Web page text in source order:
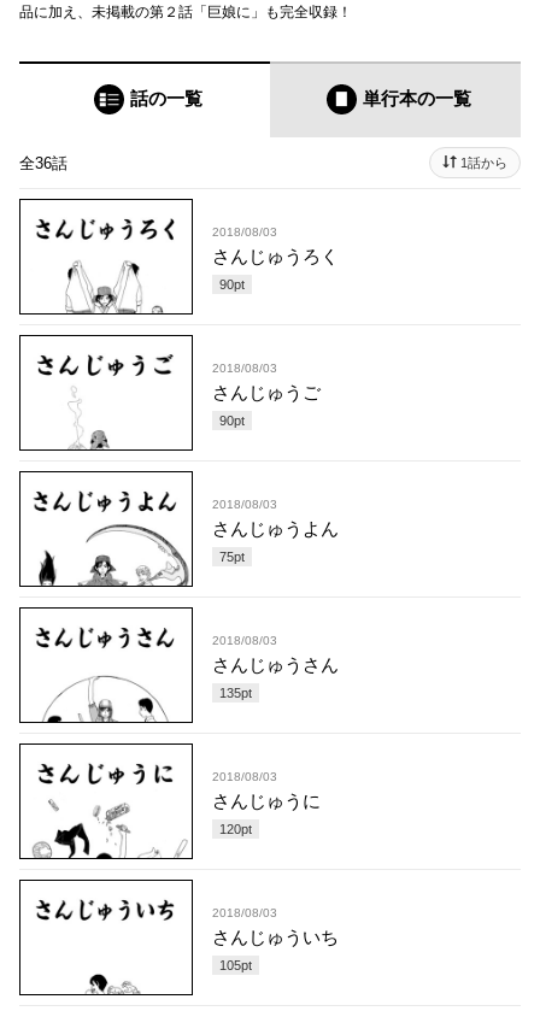
品に加え、未掲載の第２話「巨娘に」も完全収録！
話の一覧 単行本の一覧
全36話 1話から
2018/08/03
さんじゅうろく
90pt
2018/08/03
さんじゅうご
90pt
2018/08/03
さんじゅうよん
75pt
2018/08/03
さんじゅうさん
135pt
2018/08/03
さんじゅうに
120pt
2018/08/03
さんじゅういち
105pt